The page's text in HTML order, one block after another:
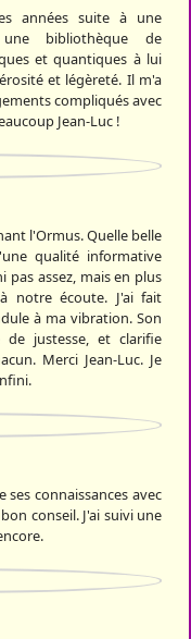
années suite à une
bibliothèque de
et quantiques à lui
et légèreté. Il m'a
compliqués avec
Jean-Luc !
l'Ormus. Quelle belle
qualité informative
assez, mais en plus
notre écoute. J'ai fait
à ma vibration. Son
de justesse, et clarifie
Merci Jean-Luc. Je
connaissances avec
conseil. J'ai suivi une